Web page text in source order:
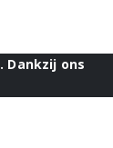
. Dankzij ons